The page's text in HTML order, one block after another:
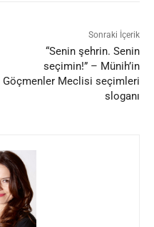
Sonraki İçerik
“Senin şehrin. Senin
seçimin!” – Münih’in
Göçmenler Meclisi seçimleri
sloganı